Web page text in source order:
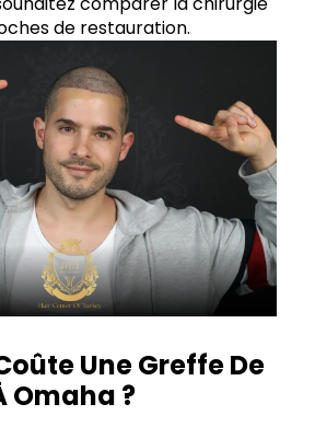
de restauration.
Une Greffe De
Omaha ?